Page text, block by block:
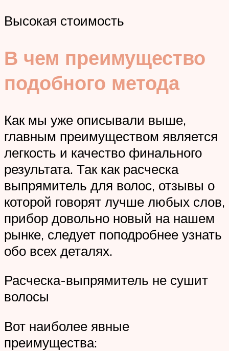
Высокая стоимость
В чем преимущество
подобного метода
Как мы уже описывали выше,
главным преимуществом является
легкость и качество финального
результата. Так как расческа
выпрямитель для волос, отзывы о
которой говорят лучше любых слов,
прибор довольно новый на нашем
рынке, следует поподробнее узнать
обо всех деталях.
Расческа-выпрямитель не сушит
волосы
Вот наиболее явные
преимущества: